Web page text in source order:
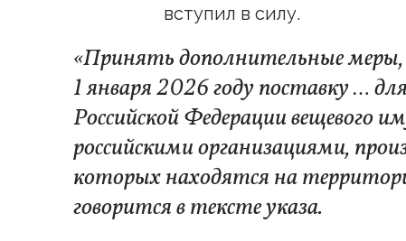
вступил в силу.
«Принять дополнительные
1 января 2026 году поставку …
Российской Федерации вещевого
российскими организациями,
которых находятся на
говорится в тексте указа.